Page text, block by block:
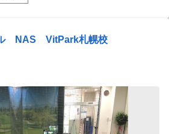
ル NAS VitPark札幌校